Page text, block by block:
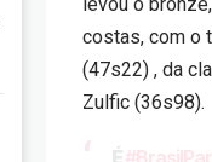
costas, com o
(47s22) , da
Zulfic (36s98).